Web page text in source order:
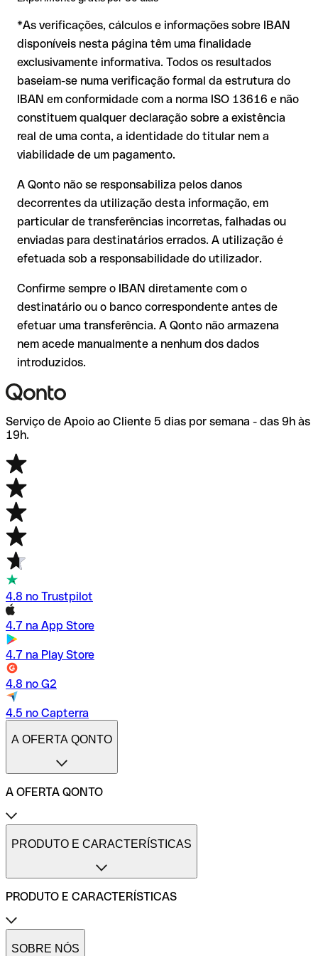
forma outra combinação formalmente válida, a
transferência é executada para uma conta alheia. Nesse
caso:
O banco destinatário é obrigado a colaborar na
recuperação dos fundos
A sua instituição pode iniciar um processo de reclamação a
seu pedido
A devolução não está garantida, especialmente se o
Em transferências internacionais fora da área SEPA, a
recuperação é consideravelmente mais complexa e implica
comissões adicionais
Recomendação : verifique sempre o IBAN antes de uma
transferência com o nosso IBAN Checker gratuito e, em caso
precaução é especialmente importante com montantes
elevados ou em novas relações comerciais.
*As verificações, cálculos e informações sobre IBAN
disponíveis nesta página têm uma finalidade
exclusivamente informativa. Todos os resultados
baseiam-se numa verificação formal da estrutura do
IBAN em conformidade com a norma ISO 13616 e não
constituem qualquer declaração sobre a existência
real de uma conta, a identidade do titular nem a
viabilidade de um pagamento.
A Qonto não se responsabiliza pelos danos
decorrentes da utilização desta informação, em
particular de transferências incorretas, falhadas ou
enviadas para destinatários errados. A utilização é
efetuada sob a responsabilidade do utilizador.
Confirme sempre o IBAN diretamente com o
destinatário ou o banco correspondente antes de
efetuar uma transferência. A Qonto não armazena
nem acede manualmente a nenhum dos dados
introduzidos.
Serviço de Apoio ao Cliente 5 dias por semana - das 9h às
19h.
4.8 no Trustpilot
4.7 na App Store
4.7 na Play Store
4.8 no G2
4.5 no Capterra
A OFERTA QONTO
A OFERTA QONTO
Conta profissional online
Conta profissional para pequenas empresas
Métodos de pagamento
Transferências imediatas
Gestão de despesas profissionais
Comparadores de contas de empresas
PRODUTO E CARACTERÍSTICAS
PRODUTO E CARACTERÍSTICAS
Cartão One
SOBRE NÓS